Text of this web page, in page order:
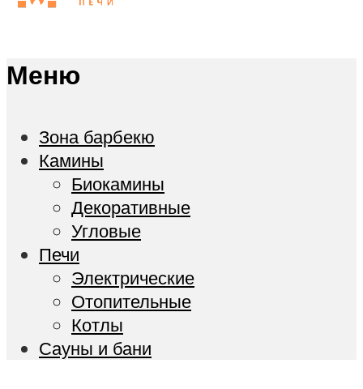
Меню
Зона барбекю
Камины
Биокамины
Декоративные
Угловые
Печи
Электрические
Отопительные
Котлы
Сауны и бани